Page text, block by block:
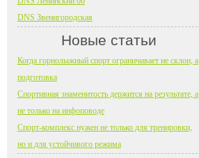
DNS Звенигородская
Новые статьи
Когда горнолыжный спорт ограничивает не склон, а
подготовка
Спортивная знаменитость держится на результате, а
не только на инфоповоде
Спорт-комплекс нужен не только для тренировки,
но и для устойчивого режима